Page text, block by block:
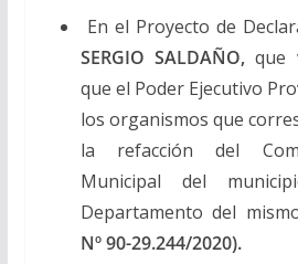
En el Proyecto de
SERGIO SALDAÑO, que
que el Poder Ejecutivo
los organismos que
la refacción del
Municipal del
Departamento del
Nº 90-29.244/2020).